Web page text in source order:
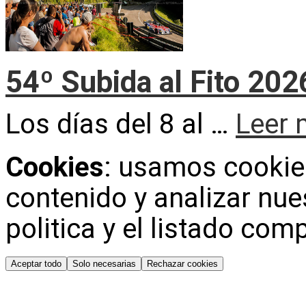
54º Subida al Fito
Los días del 8 al … Leer
Cookies: usamos
contenido y analizar
politica y el listado
Aceptar todo Solo necesarias Rechazar cookies